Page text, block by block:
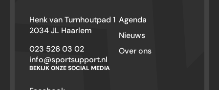
Henk van Turnhoutpad 1
2034 JL Haarlem
023 526 03 02
info@sportsupport.nl
Agenda
Nieuws
Over ons
BEKIJK ONZE SOCIAL MEDIA